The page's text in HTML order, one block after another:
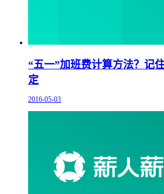
“五一”加班费计算方法？记
定
2016-05-03